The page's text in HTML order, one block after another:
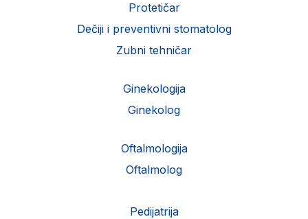
Protetičar
Dečiji i preventivni stomatolog
Zubni tehničar
Ginekologija
Ginekolog
Oftalmologija
Oftalmolog
Pedijatrija